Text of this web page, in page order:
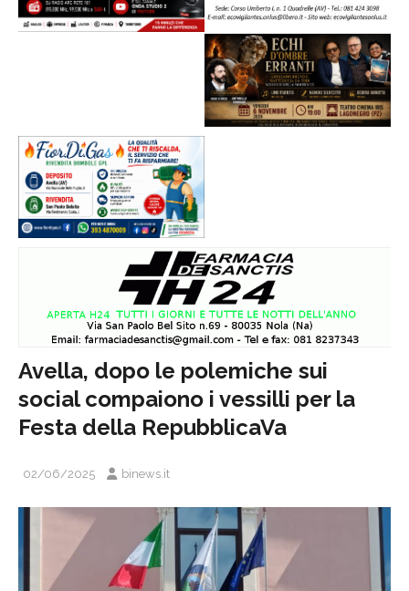
Avella, dopo le polemiche sui
social compaiono i vessilli per la
Festa della RepubblicaVa
02/06/2025 binews.it